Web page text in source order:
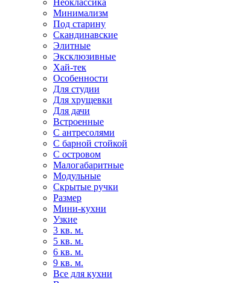
Минимализм
Под старину
Скандинавские
Элитные
Эксклюзивные
Хай-тек
Особенности
Для студии
Для хрущевки
Для дачи
Встроенные
С антресолями
С барной стойкой
С островом
Малогабаритные
Модульные
Скрытые ручки
Размер
Мини-кухни
Узкие
3 кв. м.
5 кв. м.
6 кв. м.
9 кв. м.
Все для кухни